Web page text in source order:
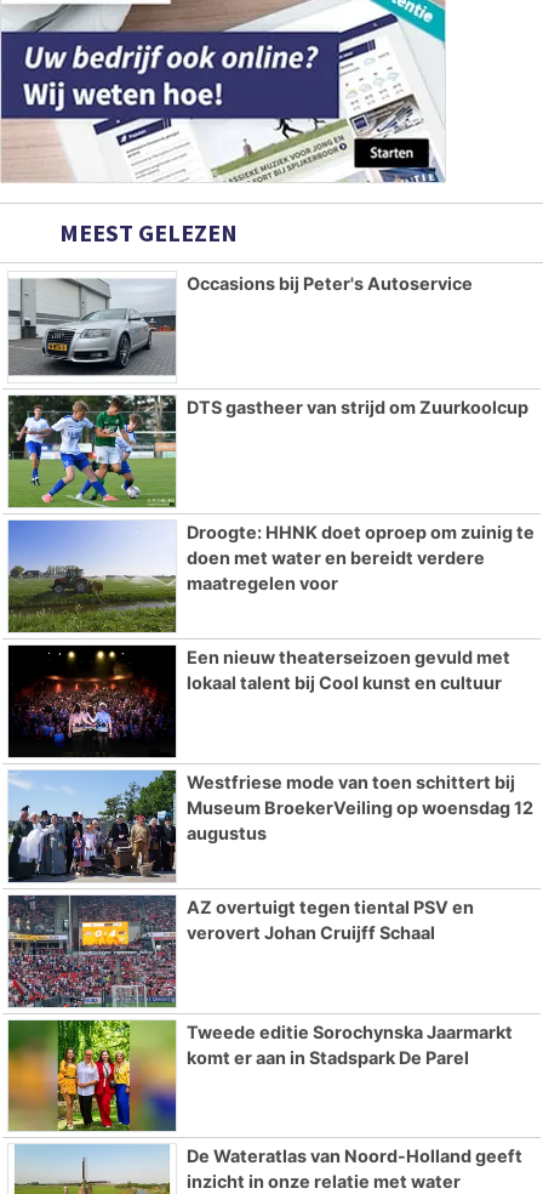
MEEST GELEZEN
Occasions bij Peter's Autoservice
DTS gastheer van strijd om Zuurkoolcup
Droogte: HHNK doet oproep om zuinig te
doen met water en bereidt verdere
maatregelen voor
Een nieuw theaterseizoen gevuld met
lokaal talent bij Cool kunst en cultuur
Westfriese mode van toen schittert bij
Museum BroekerVeiling op woensdag 12
augustus
AZ overtuigt tegen tiental PSV en
verovert Johan Cruijff Schaal
Tweede editie Sorochynska Jaarmarkt
komt er aan in Stadspark De Parel
De Wateratlas van Noord-Holland geeft
inzicht in onze relatie met water